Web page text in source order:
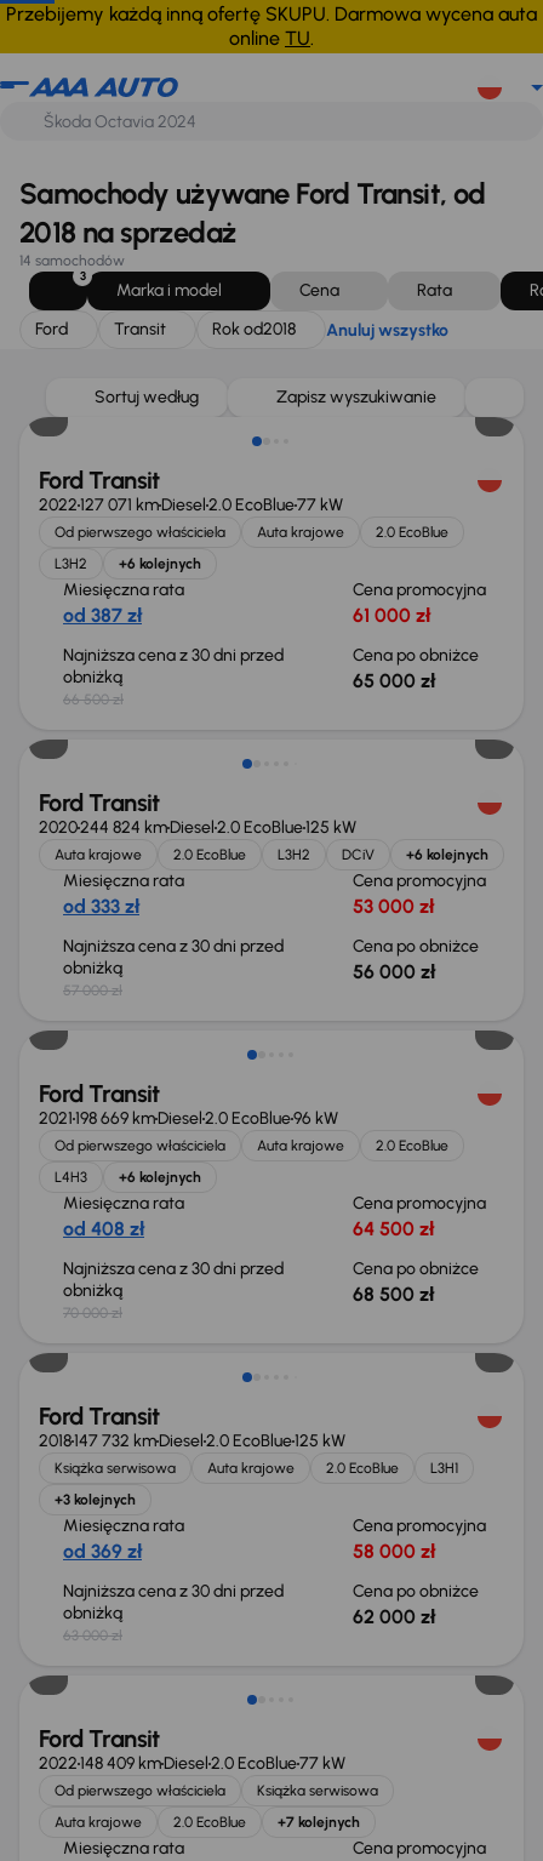
Przebijemy każdą inną ofertę SKUPU. Darmowa wycena auta
online TU.
Ford Transit Rok od2018 Anuluj wszystko
Samochody używane Ford Transit, od
2018 na sprzedaż
14 samochodów
3
Marka i model Cena Rata
Ford
Transit Rok od2018 Anuluj wszystko
Sortuj według Zapisz wyszukiwanie
Taniej o 1 500 zł
Ford Transit
2022127 071 kmDiesel2.0 EcoBlue77 kW
Od pierwszego właściciela Auta krajowe
2.0 EcoBlue
L3H2
+6 kolejnych
Miesięczna rata
od 387 zł
Cena promocyjna
61 000 zł
Najniższa cena z 30 dni przed
obniżką
66 500 zł
Cena po obniżce
65 000 zł
Taniej o 1 000 zł
Ford Transit
2020244 824 kmDiesel2.0 EcoBlue125 kW
Auta krajowe 2.0 EcoBlue L3H2 DCiV +6 kolejnych
Miesięczna rata
od 333 zł
Cena promocyjna
53 000 zł
Najniższa cena z 30 dni przed
obniżką
57 000 zł
Cena po obniżce
56 000 zł
Taniej o 1 500 zł
Ford Transit
2021198 669 kmDiesel2.0 EcoBlue96 kW
Od pierwszego właściciela Auta krajowe
2.0 EcoBlue
L4H3
+6 kolejnych
Miesięczna rata
od 408 zł
Cena promocyjna
64 500 zł
Najniższa cena z 30 dni przed
obniżką
70 000 zł
Cena po obniżce
68 500 zł
Taniej o 1 000 zł
Ford Transit
2018147 732 kmDiesel2.0 EcoBlue125 kW
Książka serwisowa Auta krajowe 2.0 EcoBlue
L3H1
+3 kolejnych
Miesięczna rata
od 369 zł
Cena promocyjna
58 000 zł
Najniższa cena z 30 dni przed
obniżką
63 000 zł
Cena po obniżce
62 000 zł
Możliwość odliczenia VAT
Ford Transit
2022148 409 kmDiesel2.0 EcoBlue77 kW
Od pierwszego właściciela
Książka serwisowa
Auta krajowe
2.0 EcoBlue +7 kolejnych
Miesięczna rata Cena promocyjna